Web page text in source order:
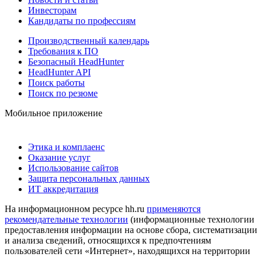
Инвесторам
Кандидаты по профессиям
Производственный календарь
Требования к ПО
Безопасный HeadHunter
HeadHunter API
Поиск работы
Поиск по резюме
Мобильное приложение
Этика и комплаенс
Оказание услуг
Использование сайтов
Защита персональных данных
ИТ аккредитация
На информационном ресурсе hh.ru применяются
рекомендательные технологии (информационные технологии
предоставления информации на основе сбора, систематизации
и анализа сведений, относящихся к предпочтениям
пользователей сети «Интернет», находящихся на территории